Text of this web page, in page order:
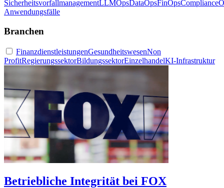
SicherheitsvorfallmanagementLLMOpsDataOpsFinOps
Anwendungsfälle
Branchen
FinanzdienstleistungenGesundheitswesenNon
ProfitRegierungssektorBildungssektorEinzelhandelKI-Infrastruktur
Betriebliche Integrität bei FOX